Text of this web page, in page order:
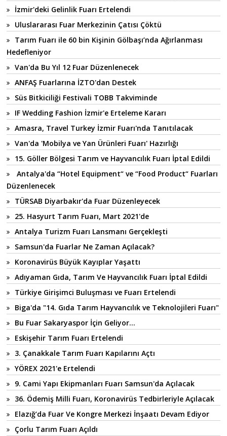
İzmir'deki Gelinlik Fuarı Ertelendi
Uluslararası Fuar Merkezinin Çatısı Çöktü
Tarım Fuarı ile 60 bin Kişinin Gölbaşı’nda Ağırlanması
Hedefleniyor
Van'da Bu Yıl 12 Fuar Düzenlenecek
ANFAŞ Fuarlarına İZTO'dan Destek
Süs Bitkiciliği Festivali TOBB Takviminde
IF Wedding Fashion İzmir'e Erteleme Kararı
Amasra, Travel Turkey İzmir Fuarı'nda Tanıtılacak
Van'da 'Mobilya ve Yan Ürünleri Fuarı' Hazırlığı
15. Göller Bölgesi Tarım ve Hayvancılık Fuarı İptal Edildi
Antalya'da “Hotel Equipment“ ve “Food Product“ Fuarları
Düzenlenecek
TÜRSAB Diyarbakır'da Fuar Düzenleyecek
25. Hasyurt Tarım Fuarı, Mart 2021'de
Antalya Turizm Fuarı Lansmanı Gerçekleşti
Samsun'da Fuarlar Ne Zaman Açılacak?
Koronavirüs Büyük Kayıplar Yaşattı
Adıyaman Gıda, Tarım Ve Hayvancılık Fuarı İptal Edildi
Türkiye Girişimci Buluşması ve Fuarı Ertelendi
Biga'da "14. Gıda Tarım Hayvancılık ve Teknolojileri Fuarı"
Bu Fuar Sakaryaspor İçin Geliyor...
Eskişehir Tarım Fuarı Ertelendi
3. Çanakkale Tarım Fuarı Kapılarını Açtı
YÖREX 2021'e Ertelendi
9. Cami Yapı Ekipmanları Fuarı Samsun'da Açılacak
36. Ödemiş Milli Fuarı, Koronavirüs Tedbirleriyle Açılacak
Elazığ’da Fuar Ve Kongre Merkezi İnşaatı Devam Ediyor
Çorlu Tarım Fuarı Açıldı